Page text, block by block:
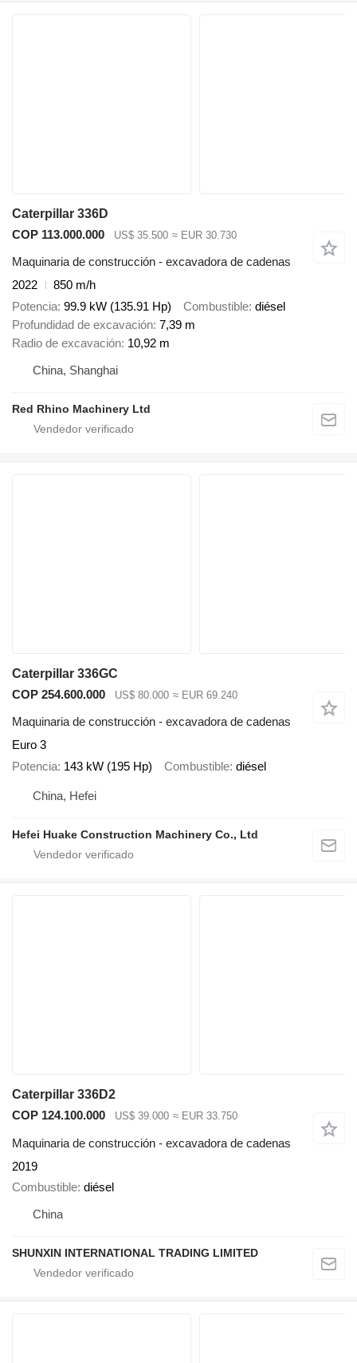
Caterpillar 336D
COP 113.000.000
US$ 35.500 ≈ EUR 30.730
Maquinaria de construcción - excavadora de cadenas
2022
850 m/h
Potencia 99.9 kW (135.91 Hp) Combustible diésel
Profundidad de excavación 7,39 m
Radio de excavación 10,92 m
China, Shanghai
Red Rhino Machinery Ltd
Caterpillar 336GC
COP 254.600.000
US$ 80.000 ≈ EUR 69.240
Maquinaria de construcción - excavadora de cadenas
Euro 3
Potencia 143 kW (195 Hp) Combustible diésel
China, Hefei
Hefei Huake Construction Machinery Co., Ltd
Caterpillar 336D2
COP 124.100.000
US$ 39.000 ≈ EUR 33.750
Maquinaria de construcción - excavadora de cadenas
2019
Combustible diésel
China
SHUNXIN INTERNATIONAL TRADING LIMITED